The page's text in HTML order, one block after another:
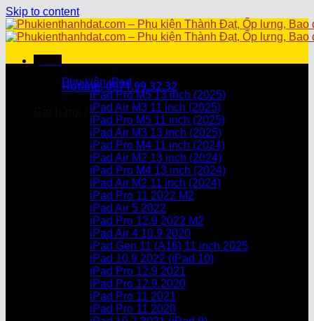
Skip to content
Hotline: 0971.99.32.32
Giỏ hàng /0₫
Chưa có sản phẩm trong giỏ hàng.
Chưa có sản phẩm trong giỏ hàng.
Danh mục sản phẩm
Phụ kiện iPad
iPad Pro M5 13 inch (2025)
iPad Air M3 11 inch (2025)
iPad Pro M5 11 inch (2025)
iPad Air M3 13 inch (2025)
iPad Pro M4 11 inch (2024)
iPad Air M2 13 inch (2024)
iPad Pro M4 13 inch (2024)
iPad Air M2 11 inch (2024)
iPad Pro 11 2022 M2
iPad Air 5 2022
iPad Pro 12.9 2022 M2
iPad Air 4 10.9 2020
iPad Gen 11 (A16) 11 inch 2025
iPad 10.9 2022 (iPad 10)
iPad Pro 12.9 2021
iPad Pro 12.9.2020
iPad Pro 11 2021
iPad Pro 11 2020